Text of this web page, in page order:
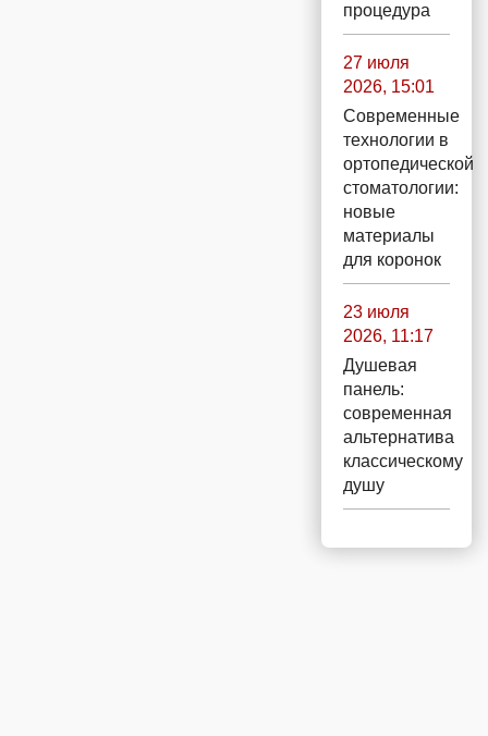
процедура
27 июля
2026, 15:01
Современные
технологии в
ортопедической
стоматологии:
новые
материалы
для коронок
23 июля
2026, 11:17
Душевая
панель:
современная
альтернатива
классическому
душу